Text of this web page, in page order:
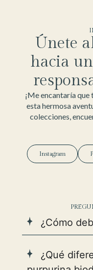
Únete
hacia
¡Me encantaría que
esta hermosa
colecciones,
Instagram
¿Cómo
¿Qué